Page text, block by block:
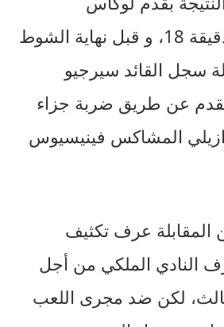
فاسكيس في الدقيقة 18، و قبل نهاية الشوط
سجل القائد سيرجيو
عن طريق ضربة جزاء
المشاكس فينيسيوس
المقابلة عرف تكثيف
النادي الملكي من أجل
لكن ضد مجرى اللعب